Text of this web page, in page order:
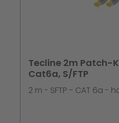
Tecline 2m Patch-
Cat6a, S/FTP
2 m - SFTP - CAT 6a -